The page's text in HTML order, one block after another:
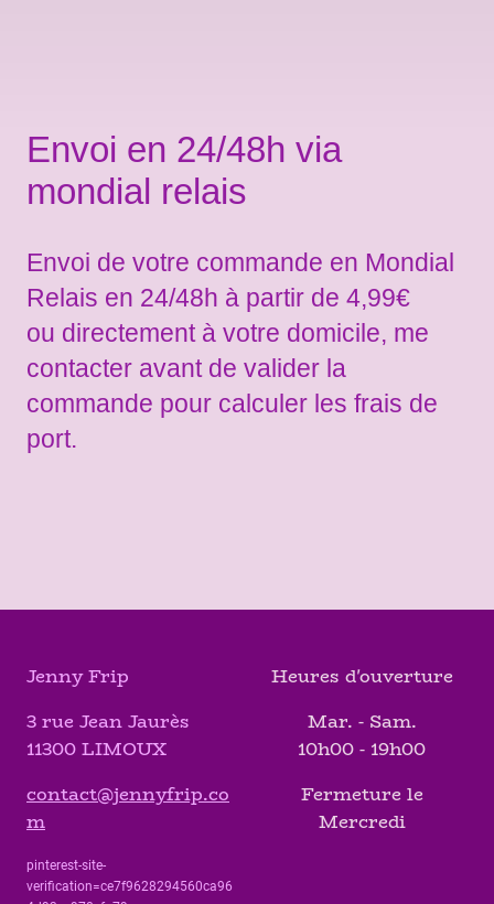
Envoi en 24/48h via
mondial relais
Envoi de votre commande en Mondial
Relais en 24/48h à partir de 4,99€
ou directement à votre domicile, me
contacter avant de valider la
commande pour calculer les frais de
port.
Jenny Frip
3 rue Jean Jaurès
11300 LIMOUX
contact@jennyfrip.co
m
pinterest-site-
verification=ce7f9628294560ca96
Heures d'ouverture
Mar. - Sam.
10h00 - 19h00
Fermeture le
Mercredi